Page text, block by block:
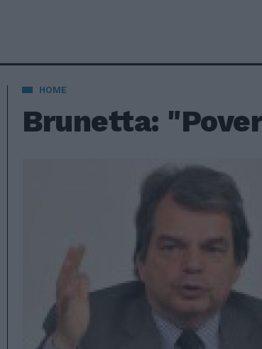
HOME
Brunetta: